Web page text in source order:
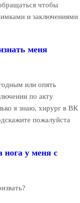
чтобы
и заключениями
меня
или опять
по акту
я знаю, хирург в ВК
пожалуйста
нога у меня с